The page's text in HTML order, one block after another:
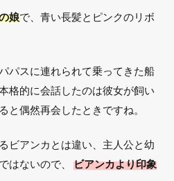
娘で、青い長髪とピンクのリボ
パスに連れられて乗ってきた船
格的に会話したのは彼女が飼い
と偶然再会したときですね。
ビアンカとは違い、主人公と幼
はないので、
ビアンカより印象